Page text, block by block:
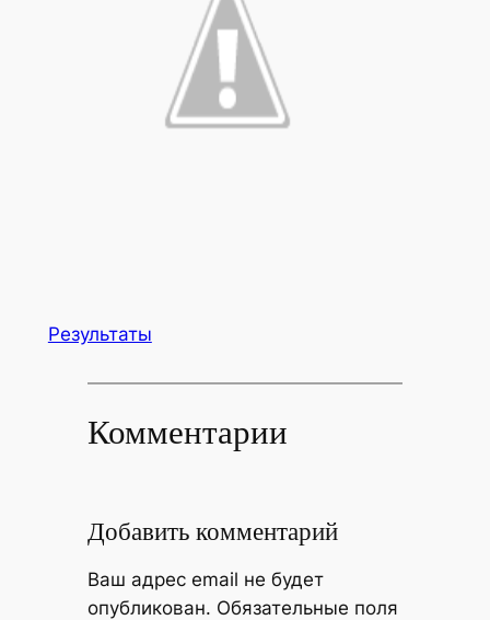
Результаты
Комментарии
Добавить комментарий
Ваш адрес email не будет
опубликован. Обязательные поля